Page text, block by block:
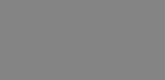
Hin- und Rückreise